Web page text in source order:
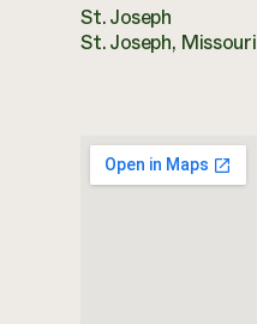
St. Joseph
St. Joseph, Missouri